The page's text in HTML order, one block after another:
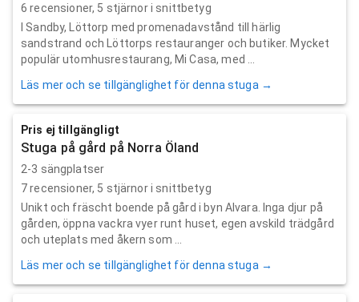
6 recensioner, 5 stjärnor i snittbetyg
I Sandby, Löttorp med promenadavstånd till härlig
sandstrand och Löttorps restauranger och butiker. Mycket
populär utomhusrestaurang, Mi Casa, med ...
Läs mer och se tillgänglighet för denna stuga →
Pris ej tillgängligt
Stuga på gård på Norra Öland
2-3 sängplatser
7recensioner, 5 stjärnor i snittbetyg
Unikt och fräscht boende på gård i byn Alvara. Inga djur på
gården, öppna vackra vyer runt huset, egen avskild trädgård
och uteplats med åkern som ...
Läs mer och se tillgänglighet för denna stuga →